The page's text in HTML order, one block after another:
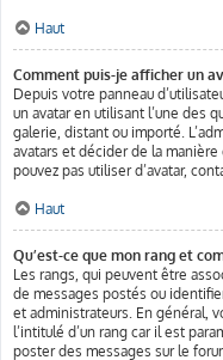
Haut
Comment puis-je afficher un
Depuis votre panneau
un avatar en utilisant l’une des
galerie, distant ou importé.
avatars et décider de la
pouvez pas utiliser d’avatar,
Haut
Qu’est-ce que mon rang et
Les rangs, qui peuvent être
de messages postés ou
et administrateurs. En général,
l’intitulé d’un rang car il est
poster des messages sur le